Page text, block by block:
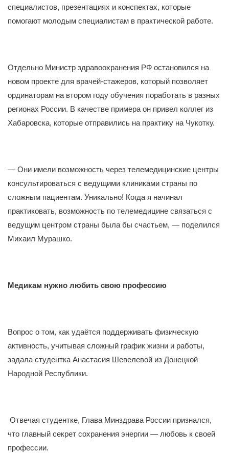
специалистов, презентациях и конспектах, которые
помогают молодым специалистам в практической работе.
Отдельно Министр здравоохранения РФ остановился на
новом проекте для врачей-стажеров, который позволяет
ординаторам на втором году обучения поработать в разных
регионах России. В качестве примера он привел коллег из
Хабаровска, которые отправились на практику на Чукотку.
— Они имели возможность через телемедицинские центры
консультироваться с ведущими клиниками страны по
сложным пациентам. Уникально! Когда я начинал
практиковать, возможность по телемедицине связаться с
ведущим центром страны была бы счастьем, — поделился
Михаил Мурашко.
Медикам нужно любить свою профессию
Вопрос о том, как удаётся поддерживать физическую
активность, учитывая сложный график жизни и работы,
задала студентка Анастасия Шевелевой из Донецкой
Народной Республики.
Отвечая студентке, Глава Минздрава России признался,
что главный секрет сохранения энергии — любовь к своей
профессии.